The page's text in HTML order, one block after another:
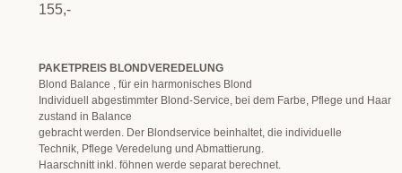
155,-
PAKETPREIS BLONDVEREDELUNG
Blond Balance , für ein harmonisches Blond
Individuell abgestimmter Blond-Service, bei dem Farbe, Pflege und Haar
zustand in Balance
gebracht werden. Der Blondservice beinhaltet, die individuelle
Technik, Pflege Veredelung und Abmattierung.
Haarschnitt inkl. föhnen werde separat berechnet.